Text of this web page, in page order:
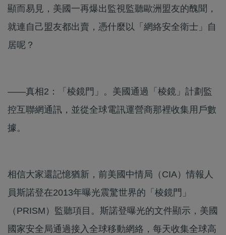
顯而易見，美國一再爆出監視監聽歐洲盟友的醜聞，
就連自己盟友都出賣，憑什麼以「網絡安全衛士」自
居呢？
——真相2：「棱鏡門」。美國通過「棱鏡」計劃監
控互聯網通訊，並從全球電訊運營商那裡收集用戶數
據。
相信大家還記憶猶新，前美國中情局（CIA）情報人
員斯諾登在2013年曝光震驚世界的「棱鏡門」
（PRISM）監聽項目。斯諾登曝光的文件顯示，美國
國家安全局通過接入全球移動網絡，每天收集全球高